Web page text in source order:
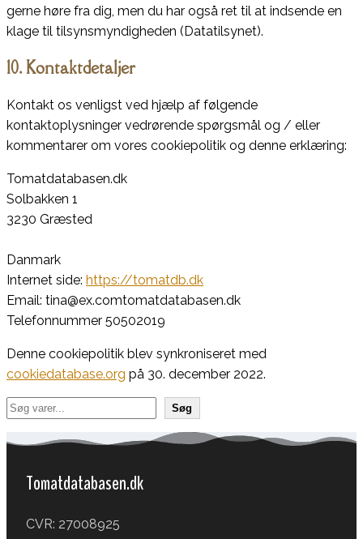
gerne høre fra dig, men du har også ret til at indsende en
klage til tilsynsmyndigheden (Datatilsynet).
10. Kontaktdetaljer
Kontakt os venligst ved hjælp af følgende
kontaktoplysninger vedrørende spørgsmål og / eller
kommentarer om vores cookiepolitik og denne erklæring:
Tomatdatabasen.dk
Solbakken 1
3230 Græsted
Danmark
Internet side: https://tomatdb.dk
Email: tina@ex.comtomatdatabasen.dk
Telefonnummer 50502019
Denne cookiepolitik blev synkroniseret med
cookiedatabase.org på 30. december 2022.
Søg Søg
Tomatdatabasen.dk
CVR: 27008925